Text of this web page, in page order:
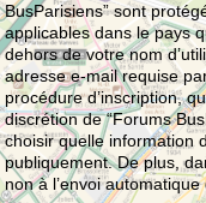
BusParisiens” sont
applicables dans le pays
dehors de votre nom
adresse e-mail requise
procédure d’inscription,
discrétion de “Forums
choisir quelle information
publiquement. De plus,
non à l’envoi